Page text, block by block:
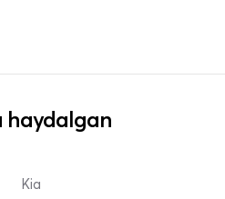
haydalgan
Kia